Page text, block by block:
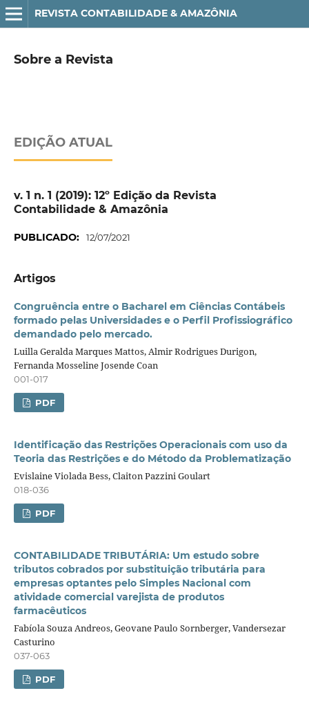
REVISTA CONTABILIDADE & AMAZÔNIA
Sobre a Revista
EDIÇÃO ATUAL
v. 1 n. 1 (2019): 12º Edição da Revista
Contabilidade & Amazônia
PUBLICADO: 12/07/2021
Artigos
Congruência entre o Bacharel em Ciências Contábeis
formado pelas Universidades e o Perfil Profissiográfico
demandado pelo mercado.
Luilla Geralda Marques Mattos, Almir Rodrigues Durigon,
Fernanda Mosseline Josende Coan
001-017
PDF
Identificação das Restrições Operacionais com uso da
Teoria das Restrições e do Método da Problematização
Evislaine Violada Bess, Claiton Pazzini Goulart
018-036
PDF
CONTABILIDADE TRIBUTÁRIA: Um estudo sobre
tributos cobrados por substituição tributária para
empresas optantes pelo Simples Nacional com
atividade comercial varejista de produtos
farmacêuticos
Fabíola Souza Andreos, Geovane Paulo Sornberger, Vandersezar
Casturino
037-063
PDF